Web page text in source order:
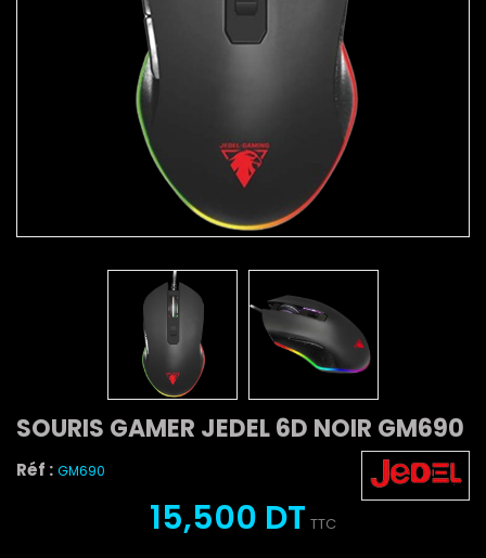
SOURIS GAMER JEDEL 6D NOIR GM690
Réf : GM690
15,500 DT TTC